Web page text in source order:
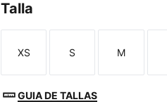
Talla
Talla
XS
Talla
S
Talla
M
GUIA DE TALLAS